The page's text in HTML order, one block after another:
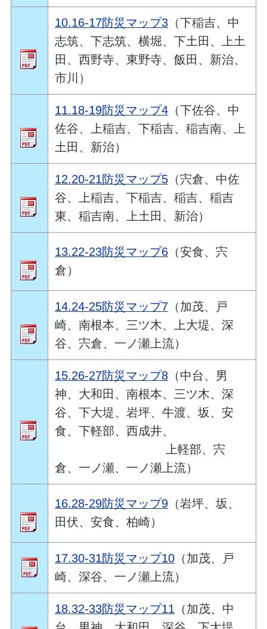
10.16-17防災マップ3 （下稲吉、中
志筑、下志筑、横堀、下土田、上土
田、西野寺、東野寺、飯田、新治、
市川）
11.18-19防災マップ4 （下佐谷、中
佐谷、上稲吉、下稲吉、稲吉南、上
土田、新治）
12.20-21防災マップ5 （宍倉、中佐
谷、上稲吉、下稲吉、稲吉、稲吉
東、稲吉南、上土田、新治）
13.22-23防災マップ6 （安食、宍
倉）
14.24-25防災マップ7 （加茂、戸
崎、南根本、三ツ木、上大堤、深
谷、宍倉、一ノ瀬上流）
15.26-27防災マップ8 （中台、男
神、大和田、南根本、三ツ木、深
谷、下大堤、岩坪、牛渡、坂、安
食、下軽部、西成井、
上軽部、宍
倉、一ノ瀬、一ノ瀬上流）
16.28-29防災マップ9 （岩坪、坂、
田伏、安食、柏崎）
17.30-31防災マップ10 （加茂、戸
崎、深谷、一ノ瀬上流）
18.32-33防災マップ11 （加茂、中